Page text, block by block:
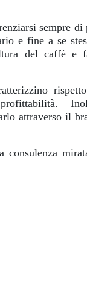
sempre di
e fine a se
del caffè e
attraverso il
consulenza